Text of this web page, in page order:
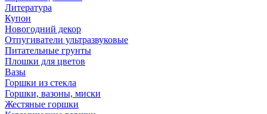
Литература
Купон
Новогодний декор
Отпугиватели ультразвуковые
Питательные грунты
Плошки для цветов
Вазы
Горшки из стекла
Горшки, вазоны, миски
Жестяные горшки